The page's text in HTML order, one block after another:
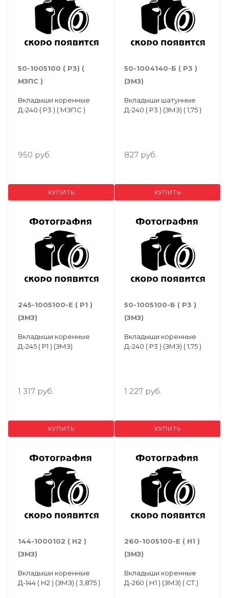
50-1005100 ( Р3) (
МЗПС )
Вкладыши коренные
Д-240 ( Р3 ) ( МЗПС )
950 руб.
КУПИТЬ
50-1004140-Б ( Р3 )
(ЗМЗ)
Вкладыши шатунные
Д-240 ( Р3 ) (ЗМЗ) ( 1,75 )
827 руб.
КУПИТЬ
245-1005100-Е ( Р1 )
(ЗМЗ)
Вкладыши коренные
Д-245 ( Р1 ) (ЗМЗ)
1 317 руб.
КУПИТЬ
50-1005100-Б ( Р3 )
(ЗМЗ)
Вкладыши коренные
Д-240 ( Р3 ) (ЗМЗ) ( 1,75 )
1 227 руб.
КУПИТЬ
144-1000102 ( Н2 )
(ЗМЗ)
Вкладыши коренные
Д-144 ( Н2 ) (ЗМЗ) ( 3,875 )
260-1005100-Е ( Н1 )
(ЗМЗ)
Вкладыши коренные
Д-260 ( Н1 ) (ЗМЗ) ( СТ.)